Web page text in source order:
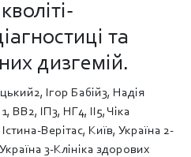
та
дизгемій.
Ігор Бабій3, Надія
ВВ2, ІП3, НГ4, ІІ5, Чіка
Верітас, Київ, Україна 2-
3-Клініка здорових